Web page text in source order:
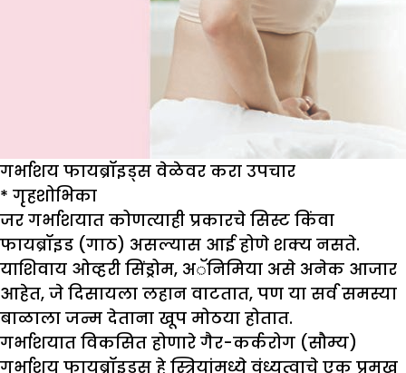
गर्भाशय फायब्रॉइड्स वेळेवर करा उपचार
* गृहशोभिका
जर गर्भाशयात कोणत्याही प्रकारचे सिस्ट किंवा
फायब्रॉइड (गाठ) असल्यास आई होणे शक्य नसते.
याशिवाय ओव्हरी सिंड्रोम, अॅनिमिया असे अनेक आजार
आहेत, जे दिसायला लहान वाटतात, पण या सर्व समस्या
बाळाला जन्म देताना खूप मोठया होतात.
गर्भाशयात विकसित होणारे गैर-कर्करोग (सौम्य)
गर्भाशय फायब्रॉइड्स हे स्त्रियांमध्ये वंध्यत्वाचे एक प्रमुख